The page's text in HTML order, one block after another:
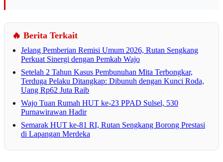
🔥 Berita Terkait
Jelang Pemberian Remisi Umum 2026, Rutan Sengkang
Perkuat Sinergi dengan Pemkab Wajo
Setelah 2 Tahun Kasus Pembunuhan Mita Terbongkar,
Terduga Pelaku Ditangkap: Dibunuh dengan Kunci Roda,
Uang Rp62 Juta Raib
Wajo Tuan Rumah HUT ke-23 PPAD Sulsel, 530
Purnawirawan Hadir
Semarak HUT ke-81 RI, Rutan Sengkang Borong Prestasi
di Lapangan Merdeka